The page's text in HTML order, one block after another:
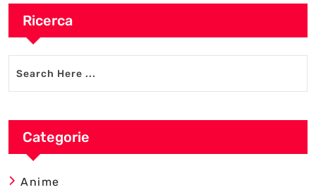
Ricerca
Categorie
Anime